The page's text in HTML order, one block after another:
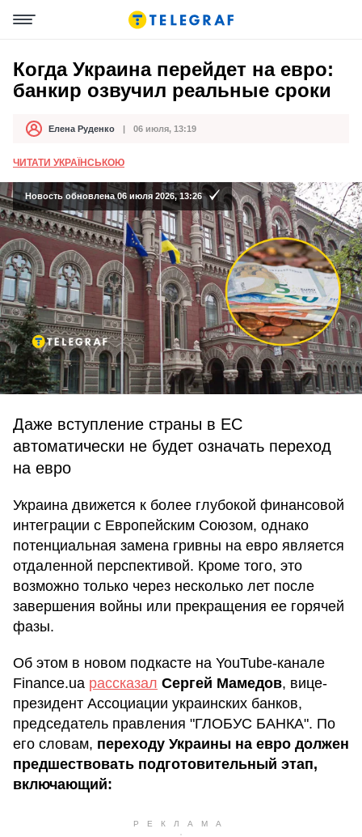
Когда Украина перейдет на евро:
банкир озвучил реальные сроки
АвторЕлена Руденко
Дата публикации 06 июля, 13:19
ЧИТАТИ УКРАЇНСЬКОЮ
Новость обновлена 06 июля 2026, 13:26
Даже вступление страны в ЕС
автоматически не будет означать переход
на евро
Украина движется к более глубокой финансовой
интеграции с Европейским Союзом, однако
потенциальная замена гривны на евро является
отдаленной перспективой. Кроме того, это
возможно только через несколько лет после
завершения войны или прекращения ее горячей
фазы.
Об этом в новом подкасте на YouTube-канале
Finance.ua рассказал Сергей Мамедов, вице-
президент Ассоциации украинских банков,
председатель правления "ГЛОБУС БАНКА". По
его словам, переходу Украины на евро должен
предшествовать подготовительный этап,
включающий: